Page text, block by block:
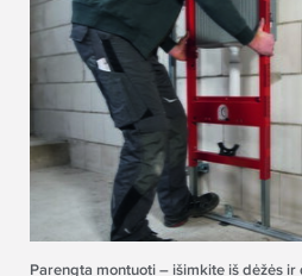
Parengta montuoti – išimkite iš dėžės ir